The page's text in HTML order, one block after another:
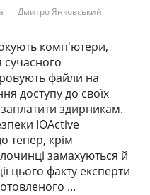
Дмитро Янковський
комп'ютери,
сучасного
файли на
доступу до своїх
здирникам.
IOActive
тепер, крім
замахуються й
цього факту експерти
...